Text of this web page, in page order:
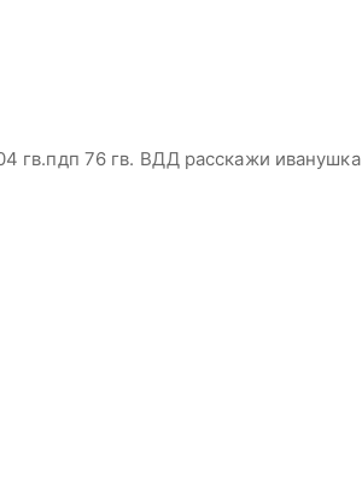
гв.пдп 76 гв. ВДД расскажи иванушка